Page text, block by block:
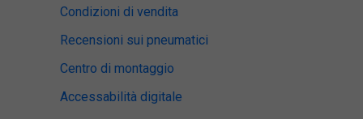
Condizioni di vendita
Recensioni sui pneumatici
Centro di montaggio
Accessabilità digitale